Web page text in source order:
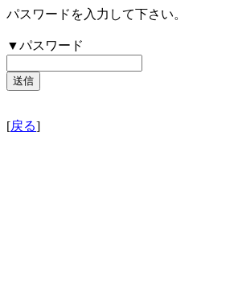
パスワードを入力して下さい。
▼パスワード
[戻る]